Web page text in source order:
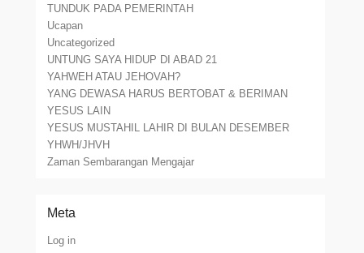
TUNDUK PADA PEMERINTAH
Ucapan
Uncategorized
UNTUNG SAYA HIDUP DI ABAD 21
YAHWEH ATAU JEHOVAH?
YANG DEWASA HARUS BERTOBAT & BERIMAN
YESUS LAIN
YESUS MUSTAHIL LAHIR DI BULAN DESEMBER
YHWH/JHVH
Zaman Sembarangan Mengajar
Meta
Log in